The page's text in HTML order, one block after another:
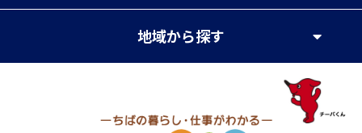
地域から探す